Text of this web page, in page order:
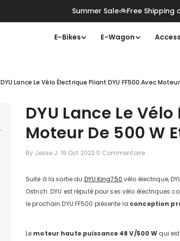
Summer Sale🚲Free
E-Bikes E-Wagon
DYU Lance Le Vélo Électrique Pliant DYU FF500 Avec
DYU Lance Le
Moteur De 500 W
By Jesse J. 19 Oct 2022 0 Commentaire
Suite à la sortie du DYU King750 vélo électrique,
Ostrich. DYU est réputé pour ses vélo électriques
le prochain DYU FF500 présente la conception
Le moteur haute puissance 48 V/500 W qui